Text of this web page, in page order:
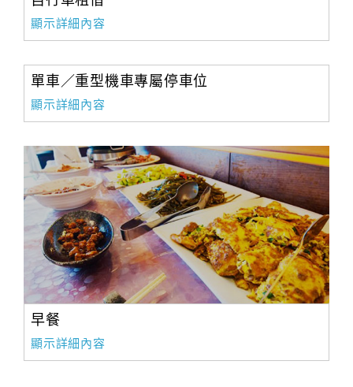
顯示詳細內容
單車／重型機車專屬停車位
顯示詳細內容
早餐
顯示詳細內容